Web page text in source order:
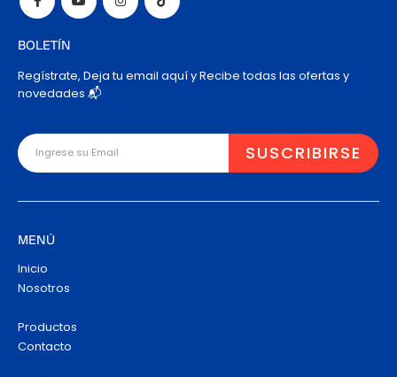
BOLETÍN
Regístrate, Deja tu email aquí y Recibe todas las ofertas y
novedades 📬
MENÚ
Inicio
Nosotros
Productos
Contacto